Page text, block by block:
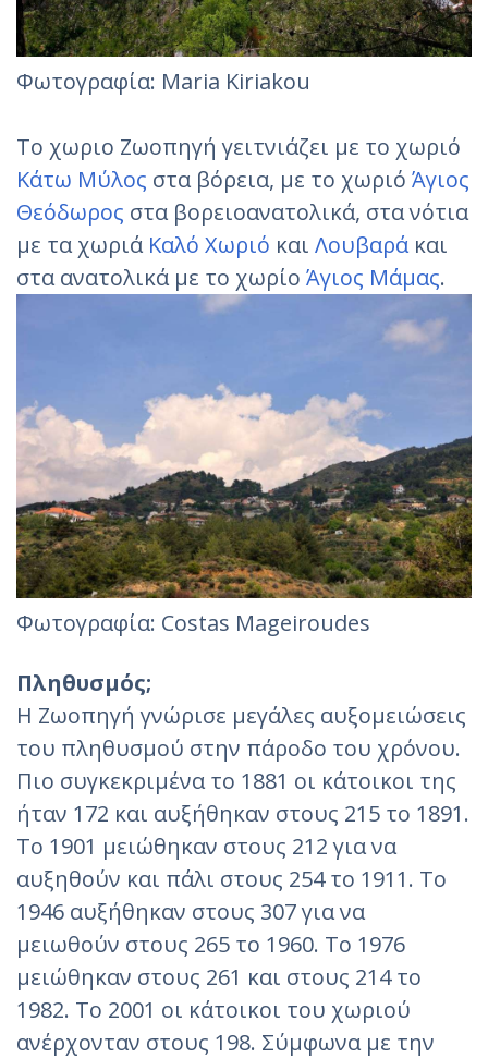
Φωτογραφία: Maria Kiriakou
Το χωριο Ζωοπηγή γειτνιάζει με το χωριό
Κάτω Μύλος στα βόρεια, με το χωριό Άγιος
Θεόδωρος στα βορειοανατολικά, στα νότια
με τα χωριά Καλό Χωριό και Λουβαρά και
στα ανατολικά με το χωρίο Άγιος Μάμας.
Φωτογραφία: Costas Mageiroudes
Πληθυσμός;
Η Ζωοπηγή γνώρισε μεγάλες αυξομειώσεις
του πληθυσμού στην πάροδο του χρόνου.
Πιο συγκεκριμένα το 1881 οι κάτοικοι της
ήταν 172 και αυξήθηκαν στους 215 το 1891.
Το 1901 μειώθηκαν στους 212 για να
αυξηθούν και πάλι στους 254 το 1911. Το
1946 αυξήθηκαν στους 307 για να
μειωθούν στους 265 το 1960. Το 1976
μειώθηκαν στους 261 και στους 214 το
1982. Το 2001 οι κάτοικοι του χωριού
ανέρχονταν στους 198. Σύμφωνα με την